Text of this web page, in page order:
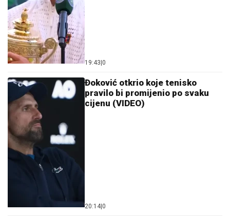
19:43 0
Đoković otkrio koje tenisko
pravilo bi promijenio po svaku
cijenu (VIDEO)
20:14 0